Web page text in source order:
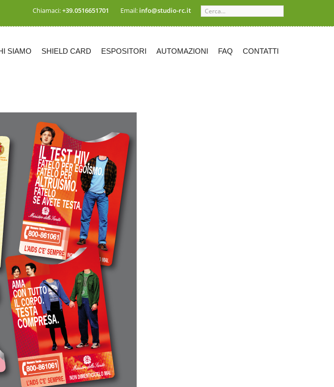
Cerca...
Chiamaci:+39.0516651701 Email: info@studio-rc.it
SIAMO SHIELD CARD ESPOSITORI AUTOMAZIONI FAQ CONTATTI